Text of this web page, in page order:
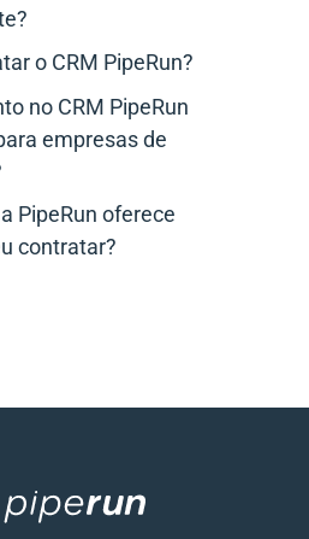
o CRM PipeRun?
no CRM PipeRun
empresas de
PipeRun oferece
contratar?